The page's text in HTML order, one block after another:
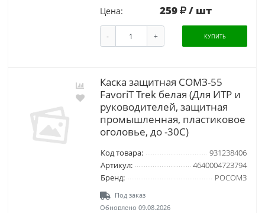
Цена: 259 / шт
- + КУПИТЬ
Каска защитная СОМЗ-55
FavoriT Trek белая (Для ИТР и
руководителей, защитная
промышленная, пластиковое
оголовье, до -30С)
Код товара:
931238406
Артикул:
4640004723794
Бренд:
РОСОМЗ
Под заказ
Обновлено 09.08.2026